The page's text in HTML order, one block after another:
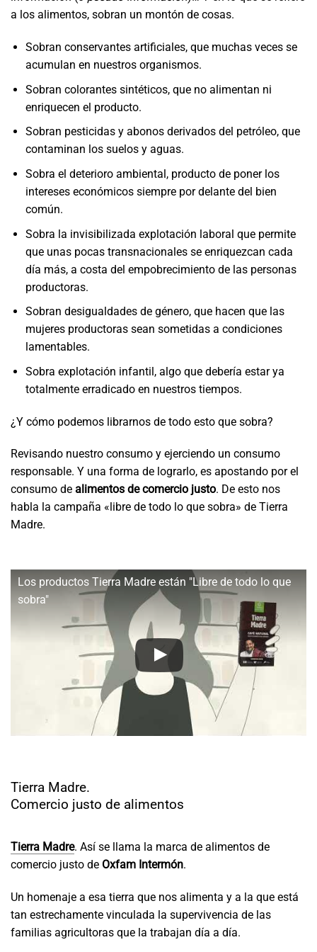
a los alimentos, sobran un montón de cosas.
Sobran conservantes artificiales, que muchas veces se
acumulan en nuestros organismos.
Sobran colorantes sintéticos, que no alimentan ni
enriquecen el producto.
Sobran pesticidas y abonos derivados del petróleo, que
contaminan los suelos y aguas.
Sobra el deterioro ambiental, producto de poner los
intereses económicos siempre por delante del bien
común.
Sobra la invisibilizada explotación laboral que permite
que unas pocas transnacionales se enriquezcan cada
día más, a costa del empobrecimiento de las personas
productoras.
Sobran desigualdades de género, que hacen que las
mujeres productoras sean sometidas a condiciones
lamentables.
Sobra explotación infantil, algo que debería estar ya
totalmente erradicado en nuestros tiempos.
¿Y cómo podemos librarnos de todo esto que sobra?
Revisando nuestro consumo y ejerciendo un consumo
responsable. Y una forma de lograrlo, es apostando por el
consumo de alimentos de comercio justo. De esto nos
habla la campaña «libre de todo lo que sobra» de Tierra
Madre.
Los productos Tierra Madre están "Libre de todo lo que
sobra"
Tierra Madre.
Comercio justo de alimentos
Tierra Madre. Así se llama la marca de alimentos de
comercio justo de Oxfam Intermón.
Un homenaje a esa tierra que nos alimenta y a la que está
tan estrechamente vinculada la supervivencia de las
familias agricultoras que la trabajan día a día.